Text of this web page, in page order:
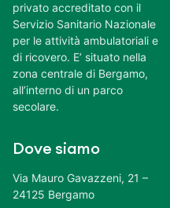
privato accreditato con il
Servizio Sanitario Nazionale
per le attività ambulatoriali e
di ricovero. E’ situato nella
zona centrale di Bergamo,
all’interno di un parco
secolare.
Dove siamo
Via Mauro Gavazzeni, 21 –
24125 Bergamo